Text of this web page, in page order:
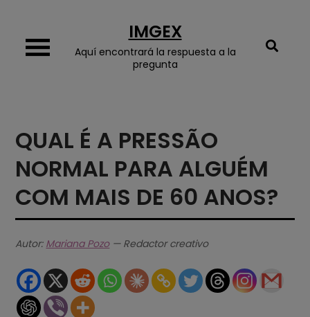
content
IMGEX
Aquí encontrará la respuesta a la
pregunta
QUAL É A PRESSÃO
NORMAL PARA ALGUÉM
COM MAIS DE 60 ANOS?
Autor: Mariana Pozo— Redactor creativo